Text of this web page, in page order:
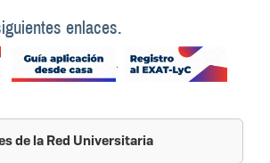
enlaces.
.
de la Red Universitaria